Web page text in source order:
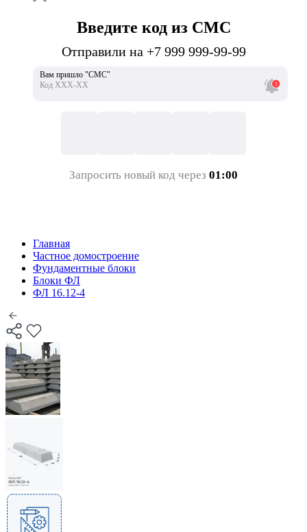
Введите код из СМС
Отправили на +7 999 999-99-99
Вам пришло "СМС"
Код ХХХ-ХХ
Запросить новый код через 01:00
Главная
Частное домостроение
Фундаментные блоки
Блоки ФЛ
ФЛ 16.12-4